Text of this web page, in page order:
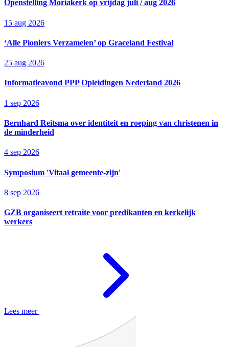
Openstelling Moriakerk op vrijdag juli / aug 2026
15 aug 2026
‘Alle Pioniers Verzamelen’ op Graceland Festival
25 aug 2026
Informatieavond PPP Opleidingen Nederland 2026
1 sep 2026
Bernhard Reitsma over identiteit en roeping van christenen in
de minderheid
4 sep 2026
Symposium 'Vitaal gemeente-zijn'
8 sep 2026
GZB organiseert retraite voor predikanten en kerkelijk
werkers
Lees meer